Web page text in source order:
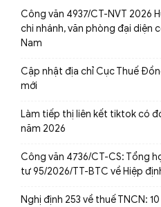
Công văn 4937/CT-NVT 2026
chi nhánh, văn phòng đại diện
Nam
Cập nhật địa chỉ Cục Thuế
mới
Làm tiếp thị liên kết tiktok có
năm 2026
Công văn 4736/CT-CS: Tổng
tư 95/2026/TT-BTC về Hiệp
Nghị định 253 về thuế TNCN: